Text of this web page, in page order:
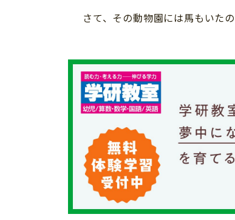
「こそだてまっぷ」とは
サイトのご利⽤にあたって
さて、その動物園には馬もいた